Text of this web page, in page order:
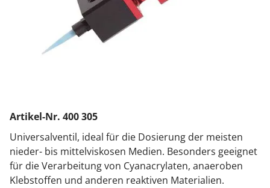
Artikel-Nr. 400 305
Universalventil, ideal für die Dosierung der meisten
nieder- bis mittelviskosen Medien. Besonders geeignet
für die Verarbeitung von Cyanacrylaten, anaeroben
Klebstoffen und anderen reaktiven Materialien.